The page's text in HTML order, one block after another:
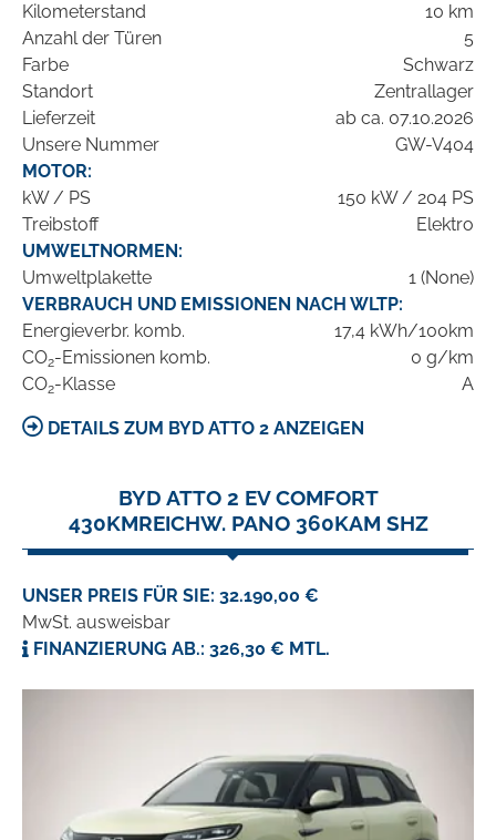
Kilometerstand
10 km
Anzahl der Türen
5
Farbe
Schwarz
Standort
Zentrallager
Lieferzeit
ab ca. 07.10.2026
Unsere Nummer
GW-V404
MOTOR:
kW / PS
150 kW / 204 PS
Treibstoff
Elektro
UMWELTNORMEN:
Umweltplakette
1 (None)
VERBRAUCH UND EMISSIONEN NACH WLTP:
Energieverbr. komb.
17,4 kWh/100km
CO2-Emissionen komb.
0 g/km
CO2-Klasse A
DETAILS ZUM BYD ATTO 2 ANZEIGEN
BYD ATTO 2 EV COMFORT
430KMREICHW. PANO 360KAM SHZ
UNSER PREIS FÜR SIE: 32.190,00 €
MwSt. ausweisbar
FINANZIERUNG AB.: 326,30 € MTL.